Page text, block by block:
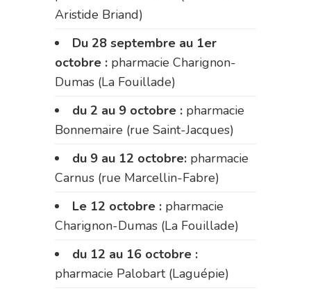
Aristide Briand)
Du 28 septembre au 1er
octobre : pharmacie Charignon-
Dumas (La Fouillade)
du 2 au 9 octobre : pharmacie
Bonnemaire (rue Saint-Jacques)
du 9 au 12 octobre: pharmacie
Carnus (rue Marcellin-Fabre)
Le 12 octobre : pharmacie
Charignon-Dumas (La Fouillade)
du 12 au 16 octobre :
pharmacie Palobart (Laguépie)